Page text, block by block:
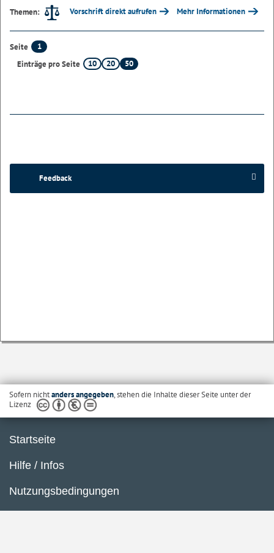
Themen:
Vorschrift direkt aufrufen Mehr Informationen
Seite
1
Einträge pro Seite
10 20 50
Feedback
Sofern nichtanders angegeben, stehen die Inhalte dieser Seite unter der
Lizenz
Startseite
Hilfe / Infos
Nutzungsbedingungen